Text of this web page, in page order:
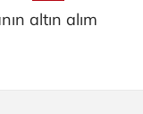
altın alım